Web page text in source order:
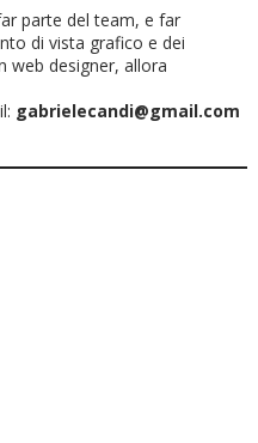
parte del team, e far
di vista grafico e dei
web designer, allora
gabrielecandi@gmail.com